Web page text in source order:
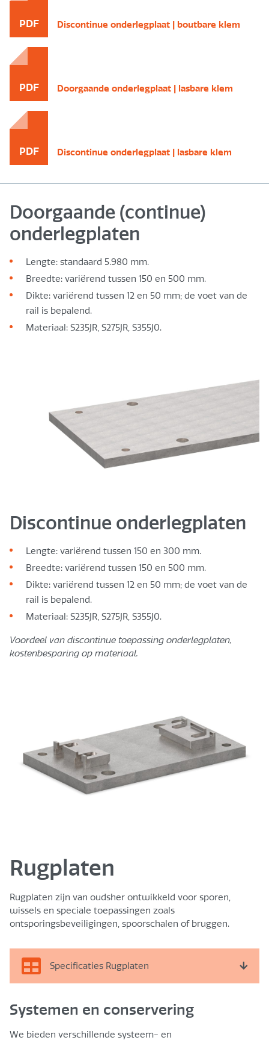
PDF Discontinue onderlegplaat | boutbare klem
PDF Doorgaande onderlegplaat | lasbare klem
PDF Discontinue onderlegplaat | lasbare klem
Doorgaande (continue)
onderlegplaten
Lengte: standaard 5.980 mm.
Breedte: variërend tussen 150 en 500 mm.
Dikte: variërend tussen 12 en 50 mm; de voet van de
rail is bepalend.
Materiaal: S235JR, S275JR, S355J0.
Discontinue onderlegplaten
Lengte: variërend tussen 150 en 300 mm.
Breedte: variërend tussen 150 en 500 mm.
Dikte: variërend tussen 12 en 50 mm; de voet van de
rail is bepalend.
Materiaal: S235JR, S275JR, S355J0.
Voordeel van discontinue toepassing onderlegplaten,
kostenbesparing op materiaal.
Rugplaten
Rugplaten zijn van oudsher ontwikkeld voor sporen,
wissels en speciale toepassingen zoals
ontsporingsbeveiligingen, spoorschalen of bruggen.
Specificaties Rugplaten
TYPE AFMETING
PS 60/160 375/310/152x16
Systemen en conservering
We bieden verschillende systeem- en